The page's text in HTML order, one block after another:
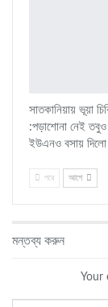
সাতকানিয়ায় ভূয়া
:পড়াশোনা নেই তবুও
ইউএনও বসায় দিলো
পরে আগে
মন্তব্য করুন
Your